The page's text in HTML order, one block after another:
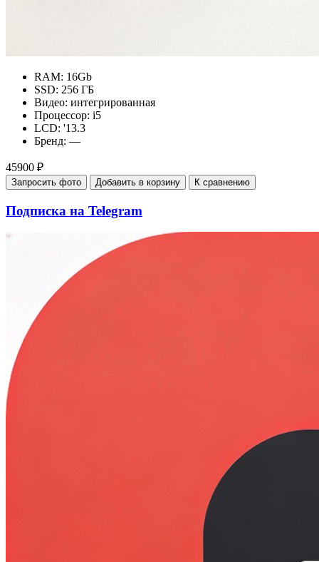
RAM: 16Gb
SSD: 256 ГБ
Видео: интегрированная
Процессор: i5
LCD: '13.3
Бренд: —
45900 ₽
Запросить фото Добавить в корзину К сравнению
Подписка на Telegram